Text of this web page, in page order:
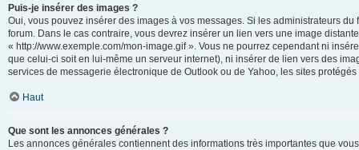
Puis-je insérer des images ?
Oui, vous pouvez insérer des images à vos messages. Si les administrateurs
forum. Dans le cas contraire, vous devrez insérer un lien vers une image
« http://www.exemple.com/mon-image.gif ». Vous ne pourrez cependant ni
que celui-ci soit en lui-même un serveur internet), ni insérer de lien vers des
services de messagerie électronique de Outlook ou de Yahoo, les sites
Haut
Que sont les annonces générales ?
Les annonces générales contiennent des informations très importantes que